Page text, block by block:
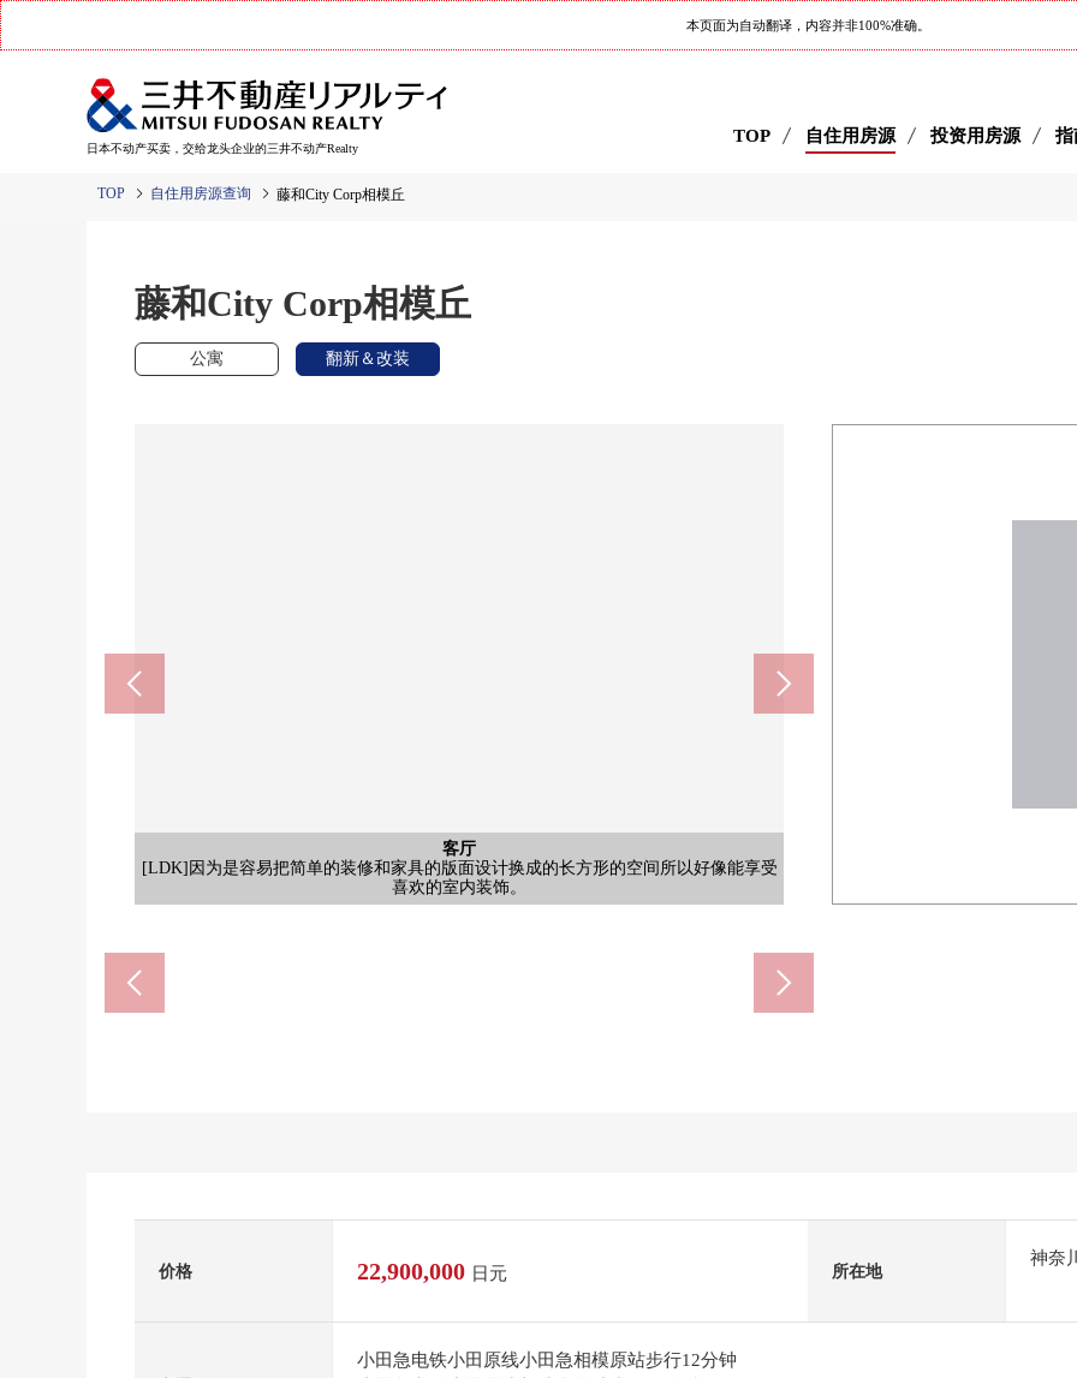
本页面为自动翻译，内容并非100%准确。
日本不动产买卖，交给龙头企业的三井不动产Realty
TOP 自住用房源 投资用房源 指
TOP 自住用房源查询 藤和City Corp相模丘
藤和City Corp相模丘
公寓 翻新＆改装
客厅
[LDK]因为是容易把简单的装修和家具的版面设计换成的长方形的空间所以好像能享受
喜欢的室内装饰。
外观
[外观]小田急线"小田急相模原"车站步行12分钟
厨房
[厨房]支援家务的食器洗乾燥機搭載的组合厨房。3份炉子，同时地用包括烤炉在内的共
计4个地方用式样可以烹调。
公共汽车
[浴室]具有能把洗发水或者肥皂放在的柜台。有浴室烘干机的，气候作为不好的日的洗
的衣物干燥的地方积极活动。
洗脸
[洗脸室]是具有三面镜背后，洗脸盘子下部，可动的搁板的收纳丰富的洗脸室。
厕所
[厕所]是有舒适地可以使用的温水冲洗马桶座的厕所。收纳被为上部设定，收藏生活感
容易出现在的打扫用品以及卫生纸的存货。
室内
[约6.5张塌塌米西式房间]
室内
[约6.5张塌塌米西式房间]是有宽余，放双人床的面积。具有WTC，好像能和感觉清醒保
持居住空间。
收纳
[约6.5张塌塌米WTC(西式房间一侧)]
室内
[约6.3张塌塌米西式房间]从这边，也能进出WTC。是客气的色调的木纹风格的地板在空
间带来重音，作为打扮的室内。
室内
[约6.3张塌塌米西式房间]
收纳
[约6.3张塌塌米WTC(西式房间的)]
室内
[约6张塌塌米西式房间]光照在面向东南的房间良好。是客气的色调的木纹风格的地板在
空间带来重音，作为打扮的室内。
室内
[约6张塌塌米西式房间]
收纳
[约6张塌塌米CL(西式房间的)]
门口
[门口]
收纳
[门口收纳]
门口
[门口]穿了鞋干净的感的阿尔门口具有放进去的门口收纳。能不仅鞋而且收藏大的行
李。
阳台
[阳台]是能进出3个房间的阳台。
客厅
[LDK]是面向作为阳光良好度的东南的客厅。是充足的阳光插进去的亮的空间。
客厅
[LDK]
客厅
[LDK]
厨房
[厨房]收纳被为厨房的上下以及旁边设定，烹调器具或者餐具和感觉清醒整理。
厨房
[厨房]
厨房
[厨房]
厨房
[厨房]
洗脸
[洗脸室]
入口
[入口]
入口
[入口]能使用智能快递柜
其他当地
[垃圾堆放处]
停车场
[停车场]
共有部分
[自行车停放处]
小田急相模原站(小田急小田原线)(约960m)
相武台前站(小田急小田原线)(约1600m)
东林间站(小田急江之岛线)(约2560m)
大荣相武台商店(约530m)
全家便利店座间邮局前商店(约320m)
Create Ｓ·Ｄ座间广野台商店(约380m)
rakuaruodasaga(约900m)
朋友公园(约300m)
座间市立相模丘小学(约300m)
座间市立相模中学(约1470m)
价格 22,900,000 日元 所在地
神奈
小田急电铁小田原线小田急相模原站步行12分钟